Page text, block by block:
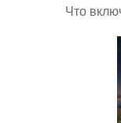
Что